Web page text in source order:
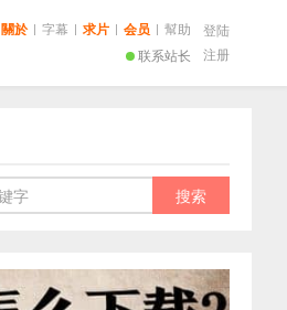
联系站长
關於 | 字幕 | 求片 | 会员 | 幫助
登陆
注册